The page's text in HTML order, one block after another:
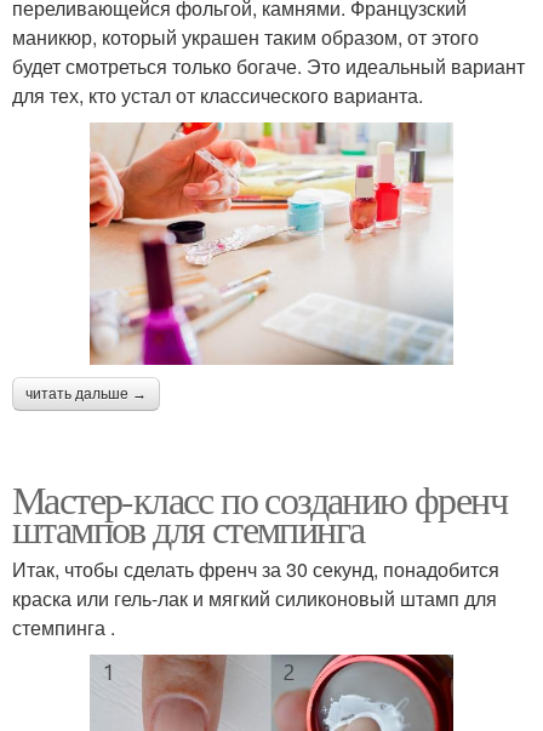
переливающейся фольгой, камнями. Французский
маникюр, который украшен таким образом, от этого
будет смотреться только богаче. Это идеальный вариант
для тех, кто устал от классического варианта.
читать дальше →
Мастер-класс по созданию френч
штампов для стемпинга
Итак, чтобы сделать френч за 30 секунд, понадобится
краска или гель-лак и мягкий силиконовый штамп для
стемпинга .